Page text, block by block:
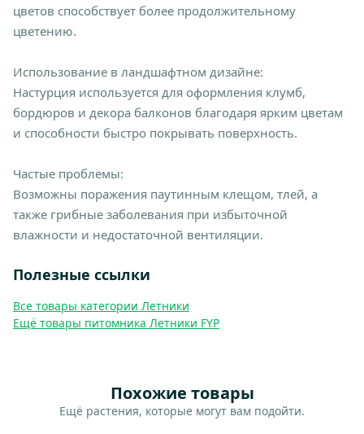
цветов способствует более продолжительному
цветению.
Использование в ландшафтном дизайне:
Настурция используется для оформления клумб,
бордюров и декора балконов благодаря ярким цветам
и способности быстро покрывать поверхность.
Частые проблемы:
Возможны поражения паутинным клещом, тлей, а
также грибные заболевания при избыточной
влажности и недостаточной вентиляции.
Полезные ссылки
Все товары категории Летники
Ещё товары питомника Летники FYP
Похожие товары
Ещё растения, которые могут вам подойти.